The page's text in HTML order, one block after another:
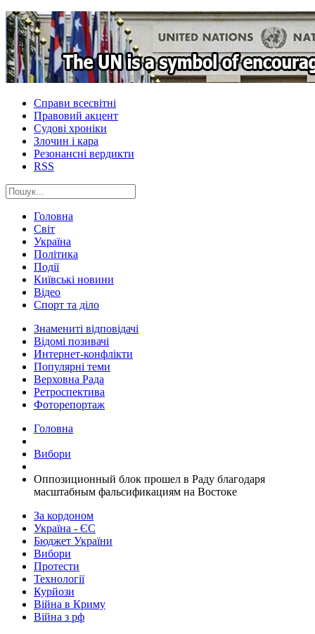
Справи всесвітні
Правовий акцент
Судові хроніки
Злочин і кара
Резонансні вердикти
RSS
Головна
Світ
Україна
Політика
Події
Київські новини
Відео
Спорт та діло
Знамениті відповідачі
Відомі позивачі
Интернет-конфлікти
Популярні теми
Верховна Рада
Ретроспектива
Фоторепортаж
Головна
Вибори
Оппозиционный блок прошел в Раду благодаря
масштабным фальсификациям на Востоке
За кордоном
Україна - ЄС
Бюджет України
Вибори
Протести
Технології
Курйози
Війна в Криму
Війна з рф